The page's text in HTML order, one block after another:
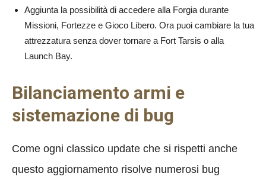
Aggiunta la possibilità di accedere alla Forgia durante
Missioni, Fortezze e Gioco Libero. Ora puoi cambiare la tua
attrezzatura senza dover tornare a Fort Tarsis o alla
Launch Bay.
Bilanciamento armi e
sistemazione di bug
Come ogni classico update che si rispetti anche
questo aggiornamento risolve numerosi bug